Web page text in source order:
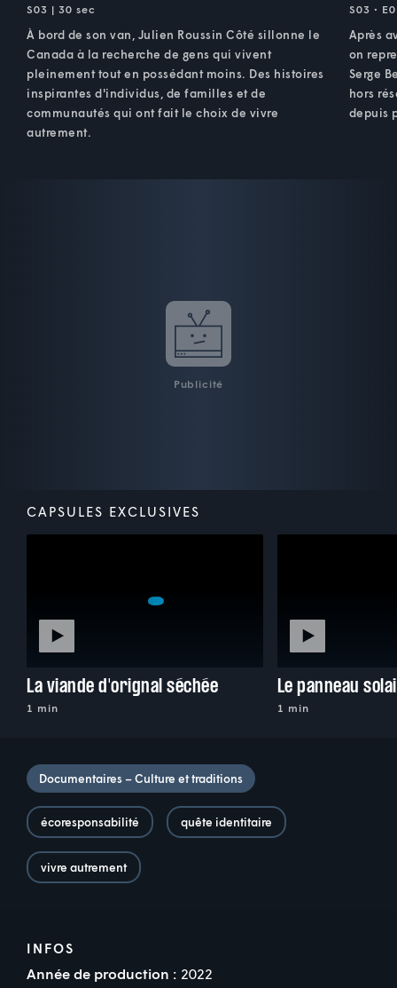
S03 | 30 sec
À bord de son van, Julien Roussin Côté sillonne le
Canada à la recherche de gens qui vivent
pleinement tout en possédant moins. Des histoires
inspirantes d'individus, de familles et de
communautés qui ont fait le choix de vivre
autrement.
S03 •
Après
on
Serge
hors
depuis
Publicité
CAPSULES EXCLUSIVES
La viande d'orignal séchée
1 min
Le panneau
1 min
Documentaires – Culture et traditions
écoresponsabilité quête identitaire
vivre autrement
INFOS
Année de production : 2022